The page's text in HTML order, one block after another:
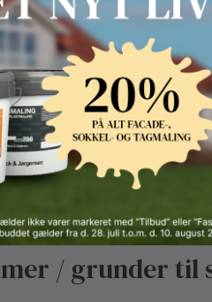
det første lag, før du maler med
resultat. Den er især
typer maleprojekter. Den
En god grunder
og dårlig vedhæftning.
/ grunder til